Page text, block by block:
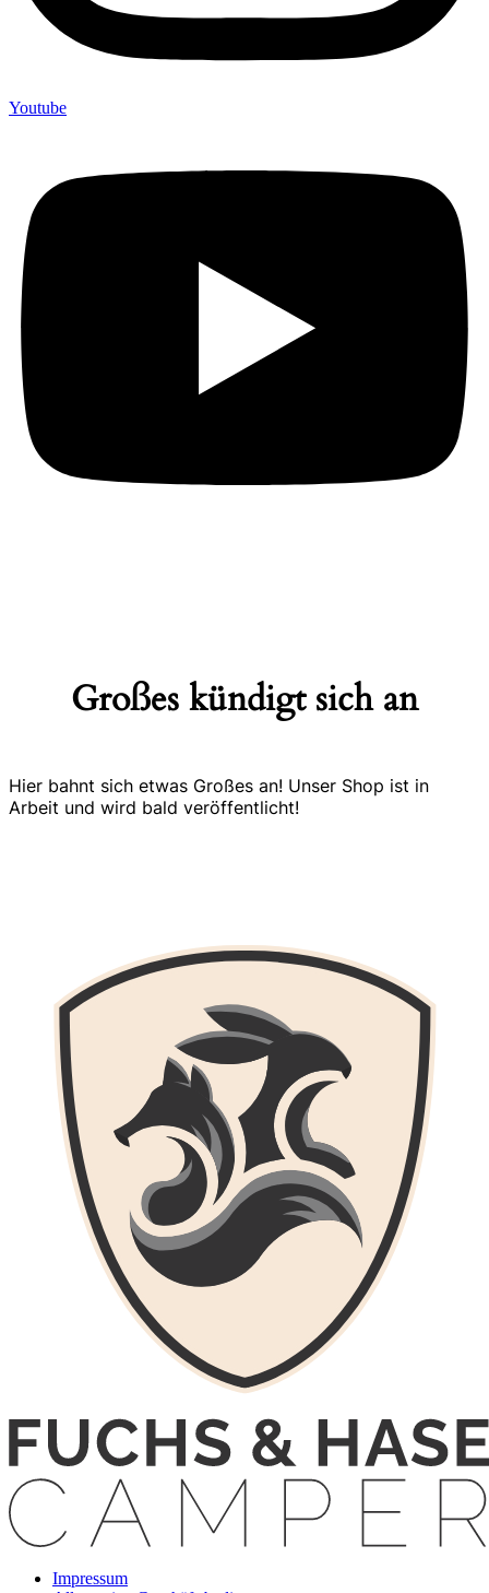
Youtube
Großes kündigt sich an
Hier bahnt sich etwas Großes an! Unser Shop ist in
Arbeit und wird bald veröffentlicht!
Impressum